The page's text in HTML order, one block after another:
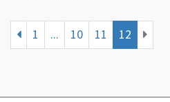
1 ... 10 11 12